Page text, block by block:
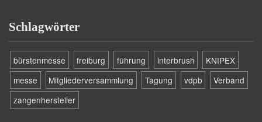
Schlagwörter
bürstenmesse freiburg führung interbrush
KNIPEX
messe
Mitgliederversammlung Tagung vdpb
Verband
zangenhersteller